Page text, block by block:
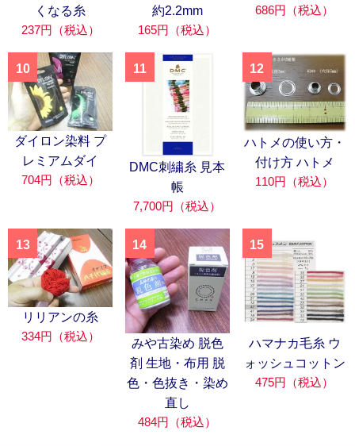
くなる糸
237円（税込）
約2.2mm
165円（税込）
686円（税込）
10
ダイロン染料 プ
レミアムダイ
704円（税込）
11
DMC刺繍糸 見本
帳
7,700円（税込）
12
ハトメの使い方・
付け方 ハトメ
110円（税込）
13
リリアンの糸
334円（税込）
14
みや古染め 脱色
剤 生地・布用 脱
色・色抜き・染め
直し
484円（税込）
15
ハマナカ毛糸 ウ
ォッシュコットン
475円（税込）